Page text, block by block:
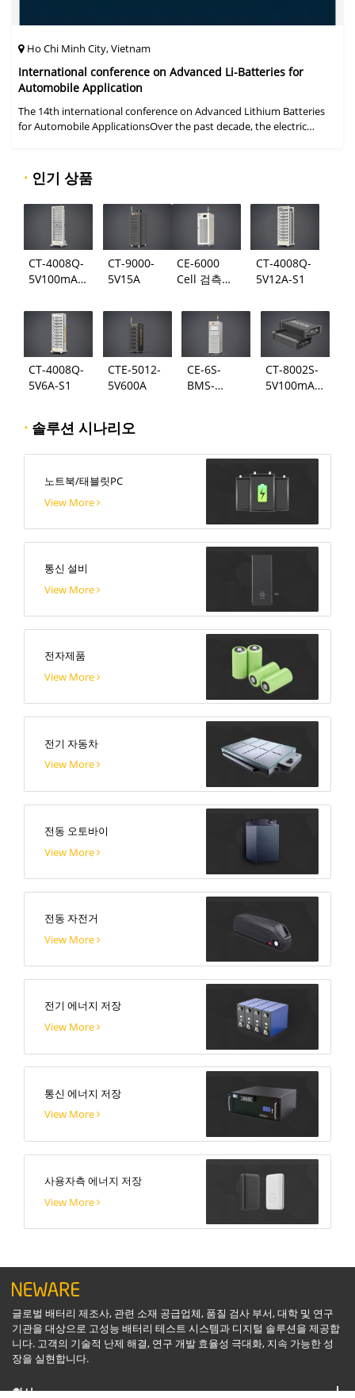
Ho Chi Minh City, Vietnam
International conference on Advanced Li-Batteries for
Automobile Application
The 14th international conference on Advanced Lithium Batteries
for Automobile ApplicationsOver the past decade, the electric
· 인기 상품
CT-4008Q-
5V100mA-
CT-9000-
5V15A
CE-6000
Cell 검측
CT-4008Q-
5V12A-S1
CT-4008Q-
5V6A-S1
CTE-5012-
5V600A
CE-6S-
BMS-
CT-8002S-
5V100mA-
· 솔루션 시나리오
노트북/태블릿PC
View More
통신 설비
View More
전자제품
View More
전기 자동차
View More
전동 오토바이
View More
전동 자전거
View More
전기 에너지 저장
View More
통신 에너지 저장
View More
사용자측 에너지 저장
View More
글로벌 배터리 제조사, 관련 소재 공급업체, 품질 검사 부서, 대학 및 연구
기관을 대상으로 고성능 배터리 테스트 시스템과 디지털 솔루션을 제공합
니다. 고객의 기술적 난제 해결, 연구 개발 효율성 극대화, 지속 가능한 성
장을 실현합니다.
회사